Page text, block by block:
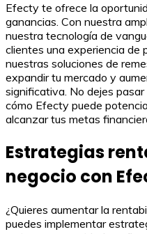
Efecty te ofrece la
ganancias. Con nuestra
nuestra tecnología de
clientes una experiencia de
nuestras soluciones de
expandir tu mercado y
significativa. No dejes
cómo Efecty puede
alcanzar tus metas
Estrategias
negocio con
¿Quieres aumentar la
puedes implementar